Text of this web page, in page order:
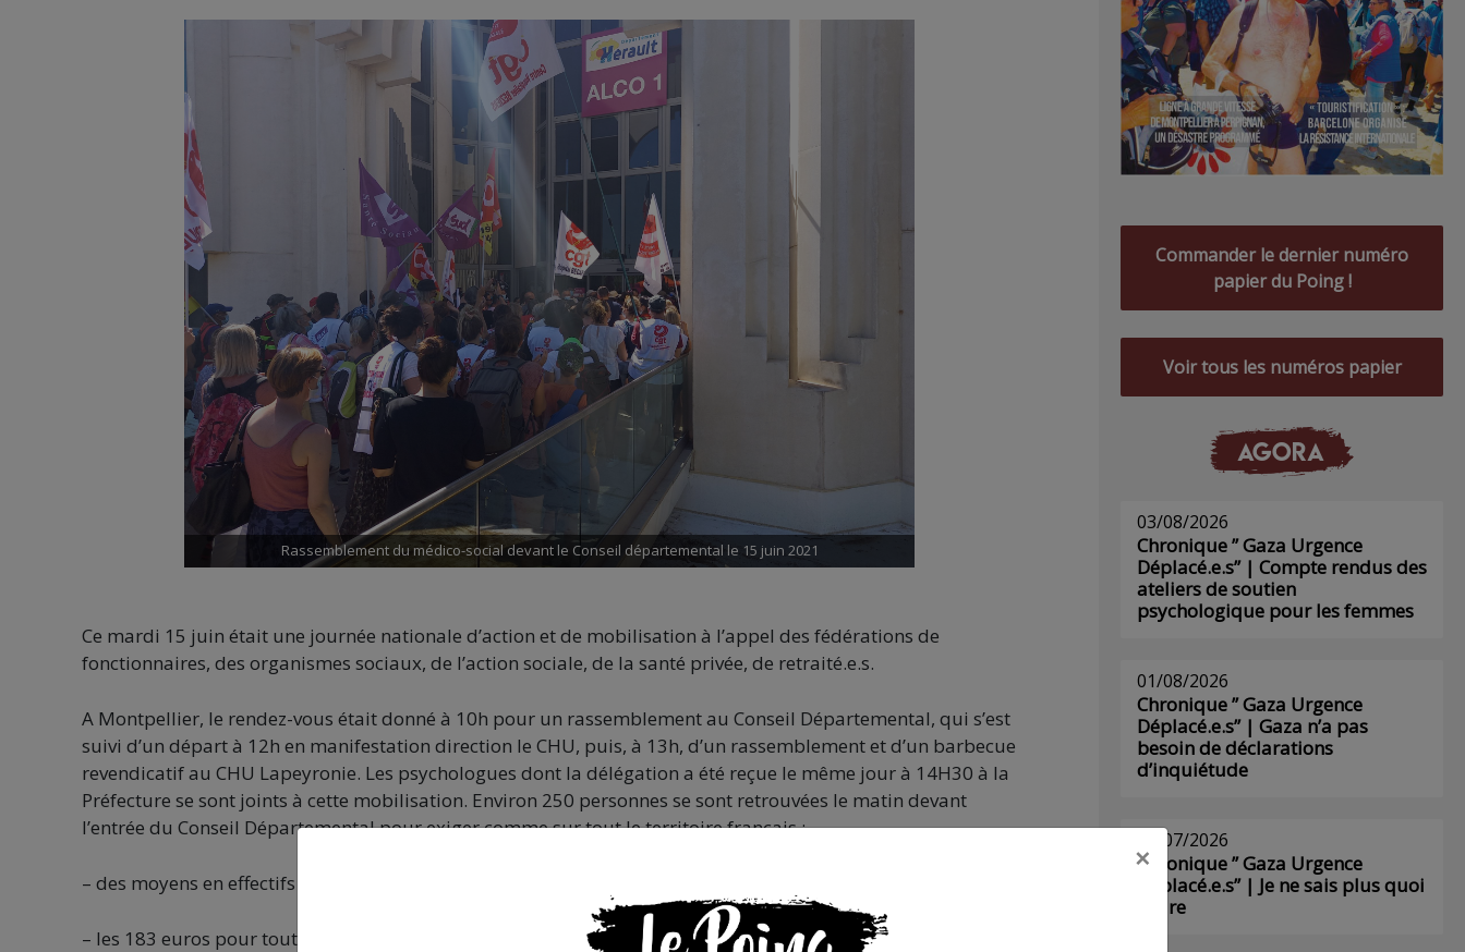
Rassemblement du médico-social devant le Conseil départemental le 15 juin 2021
Ce mardi 15 juin était une journée nationale d’action et de mobilisation à l’appel des fédérations de
fonctionnaires, des organismes sociaux, de l’action sociale, de la santé privée, de retraité.e.s.
A Montpellier, le rendez-vous était donné à 10h pour un rassemblement au Conseil Départemental, qui s’est
suivi d’un départ à 12h en manifestation direction le CHU, puis, à 13h, d’un rassemblement et d’un barbecue
revendicatif au CHU Lapeyronie. Les psychologues dont la délégation a été reçue le même jour à 14H30 à la
Préfecture se sont joints à cette mobilisation. Environ 250 personnes se sont retrouvées le matin devant
l’entrée du Conseil Départemental pour exiger comme sur tout le territoire français :
– des moyens en effectifs et des financements à la hauteur des besoins de la population
– les 183 euros pour toutes et tous et la revalorisation des grilles salariales
Commander le dernier numéro
papier du Poing !
Voir tous les numéros papier
AGORA
03/08/2026
Chronique ” Gaza Urgence
Déplacé.e.s” | Compte rendus des
ateliers de soutien
psychologique pour les femmes
01/08/2026
Chronique ” Gaza Urgence
Déplacé.e.s” | Gaza n’a pas
besoin de déclarations
d’inquiétude
29/07/2026
Chronique ” Gaza Urgence
Déplacé.e.s” | Je ne sais plus quoi
écrire
×